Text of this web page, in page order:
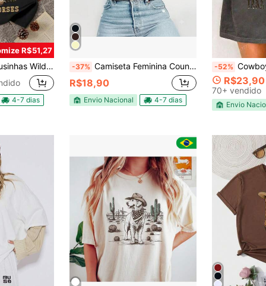
R$51,27
Country Cavalo T-shirt
4-7 dias
-37% Camiseta Feminina Country Western Estampa Cowgirl Retro Tshirt Casual
R$18,90
Envio Nacional 4-7 dias
-52% Cowboy Leve-me Embora Impressão de
R$23,90
70+ vendido
Envio